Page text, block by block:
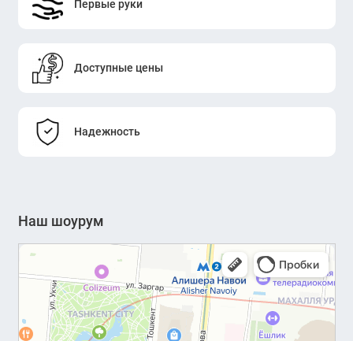
Первые руки
Доступные цены
Надежность
Наш шоурум